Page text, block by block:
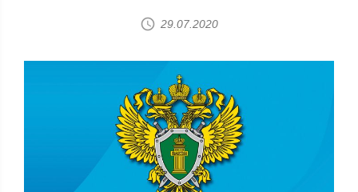
29.07.2020